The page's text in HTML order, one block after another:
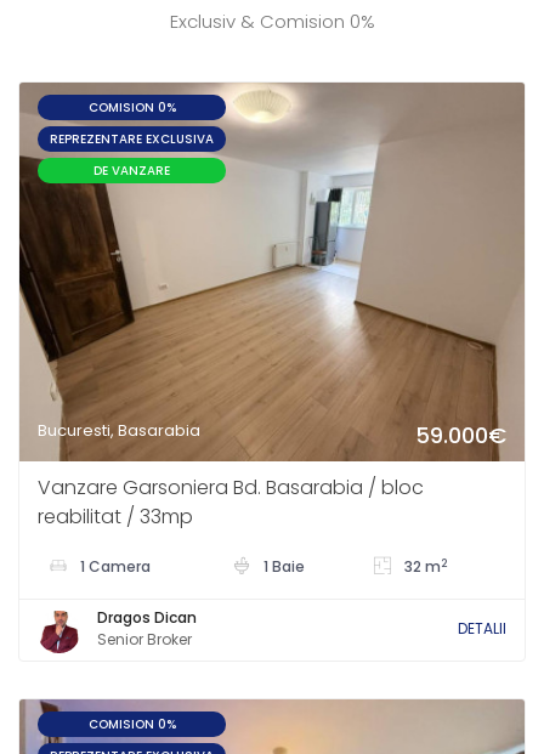
Exclusiv & Comision 0%
COMISION 0%
REPREZENTARE EXCLUSIVA
DE VANZARE
Bucuresti, Basarabia 59.000€
Vanzare Garsoniera Bd. Basarabia / bloc
reabilitat / 33mp
1 Camera 1 Baie 32 m2
Dragos Dican
Senior Broker
DETALII
COMISION 0%